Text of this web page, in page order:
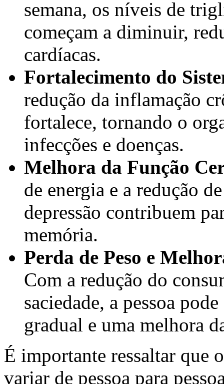
semana, os níveis de
começam a diminuir,
cardíacas.
Fortalecimento do
redução da inflamação
fortalece, tornando o
infecções e doenças.
Melhora da Função
de energia e a redução
depressão contribuem
memória.
Perda de Peso e
Com a redução do
saciedade, a pessoa
gradual e uma melhora
É importante ressaltar que
variar de pessoa para